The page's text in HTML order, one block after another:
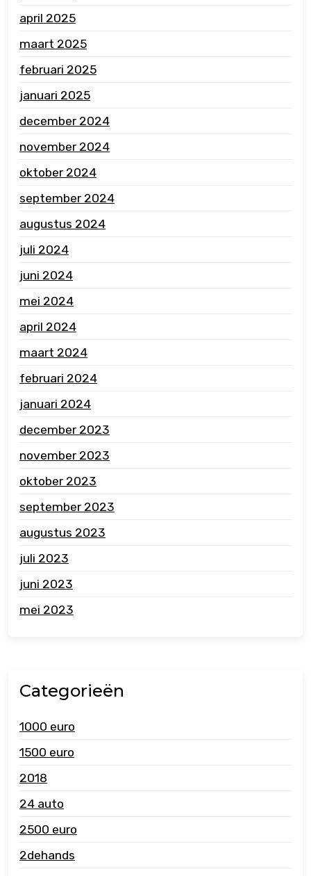
april 2025
maart 2025
februari 2025
januari 2025
december 2024
november 2024
oktober 2024
september 2024
augustus 2024
juli 2024
juni 2024
mei 2024
april 2024
maart 2024
februari 2024
januari 2024
december 2023
november 2023
oktober 2023
september 2023
augustus 2023
juli 2023
juni 2023
mei 2023
Categorieën
1000 euro
1500 euro
2018
24 auto
2500 euro
2dehands